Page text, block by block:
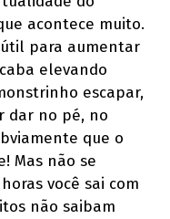
acontece muito.
para aumentar
elevando
escapar,
dar no pé, no
que o
Mas não se
você sai com
não saibam